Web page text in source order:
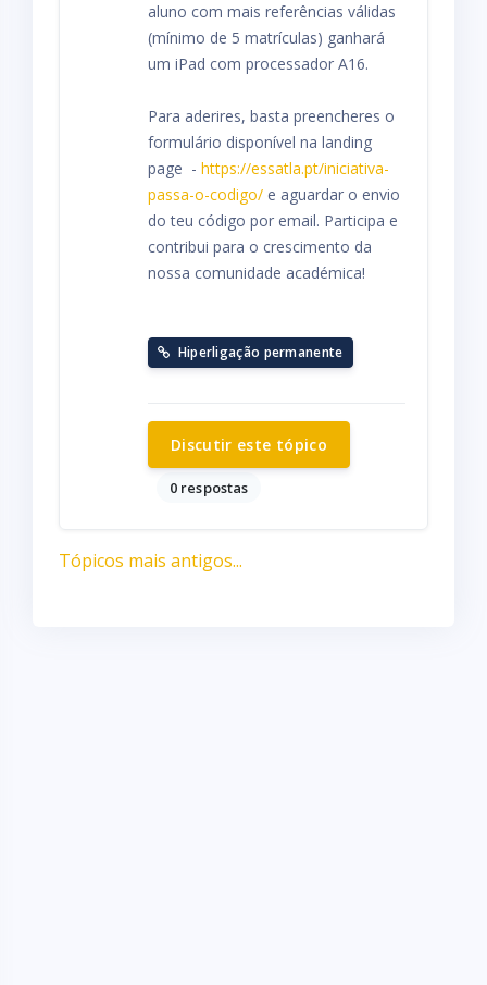
aluno com mais referências válidas
(mínimo de 5 matrículas) ganhará
um iPad com processador A16.
Para aderires, basta preencheres o
formulário disponível na landing
page - https://essatla.pt/iniciativa-
passa-o-codigo/ e aguardar o envio
do teu código por email. Participa e
contribui para o crescimento da
nossa comunidade académica!
Hiperligação permanente
Discutir este tópico
0 respostas
Tópicos mais antigos...